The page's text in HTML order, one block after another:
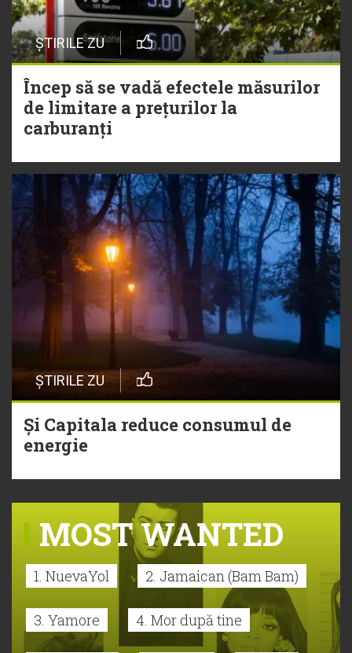
ȘTIRILE ZU
Încep să se vadă efectele măsurilor
de limitare a prețurilor la
carburanți
ȘTIRILE ZU
Și Capitala reduce consumul de
energie
MOST WANTED
1. NuevaYol 2. Jamaican (Bam Bam)
3. Yamore 4. Mor după tine